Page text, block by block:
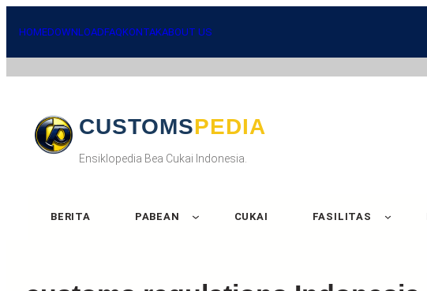
HOMEDOWNLOADFAQKONTAKABOUT US
CUSTOMSPEDIA
Ensiklopedia Bea Cukai Indonesia.
BERITA PABEAN CUKAI FASILITAS